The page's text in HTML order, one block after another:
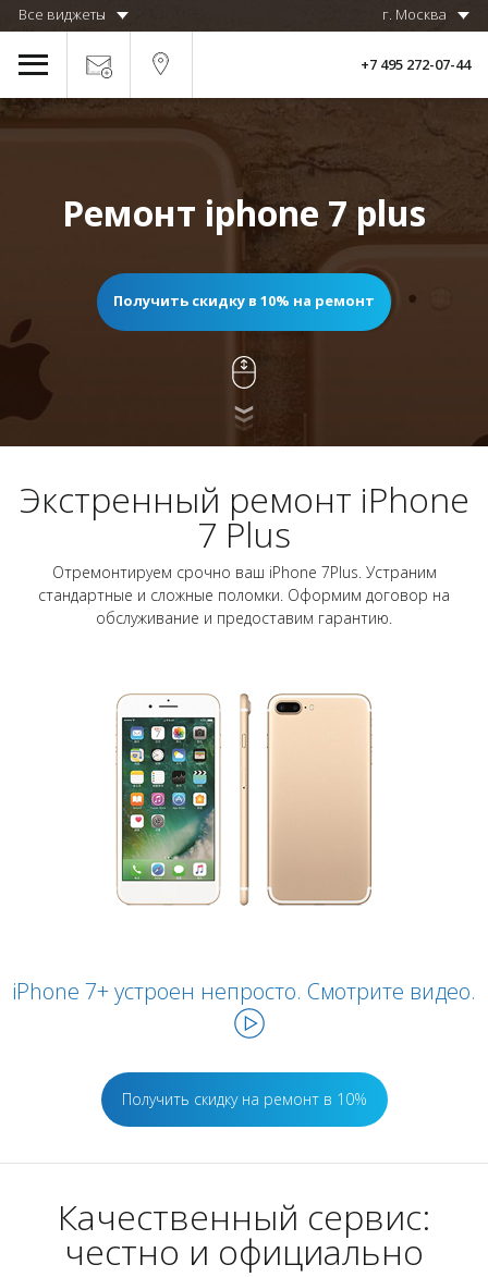
Все виджеты г. Москва
+7 495 272-07-44
Ремонт iphone 7 plus
Получить скидку в 10% на ремонт
Экстренный ремонт iPhone
7 Plus
Отремонтируем срочно ваш iPhone 7Plus. Устраним
стандартные и сложные поломки. Оформим договор на
обслуживание и предоставим гарантию.
iPhone 7+ устроен непросто. Смотрите видео.
Получить скидку на ремонт в 10%
Качественный сервис:
честно и официально